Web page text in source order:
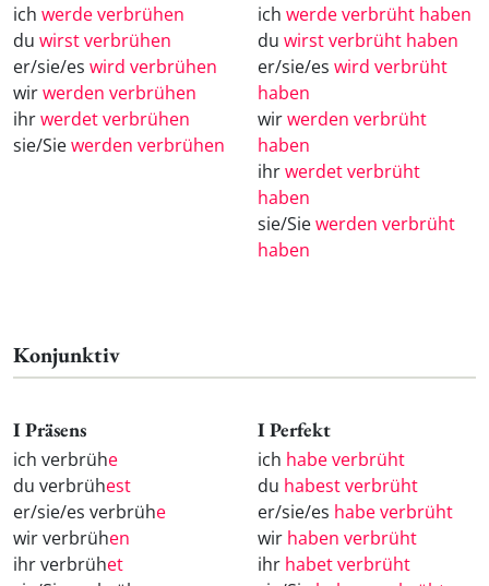
ich werde verbrühen
du wirst verbrühen
er/sie/es wird verbrühen
wirwerden verbrühen
ihrwerdet verbrühen
sie/Siewerden verbrühen
ich werde verbrüht haben
du wirst verbrüht haben
er/sie/es wird verbrüht
haben
wirwerden verbrüht
haben
ihrwerdet verbrüht
haben
sie/Siewerden verbrüht
haben
Konjunktiv
I Präsens
ich verbrühe
du verbrühest
er/sie/es verbrühe
wir verbrühen
ihr verbrühet
I Perfekt
ich habe verbrüht
du habest verbrüht
er/sie/es habe verbrüht
wir haben verbrüht
ihr habet verbrüht